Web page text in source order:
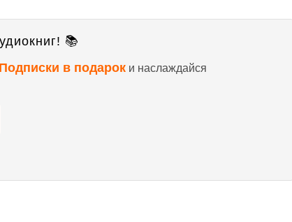
📚
в подарок и наслаждайся